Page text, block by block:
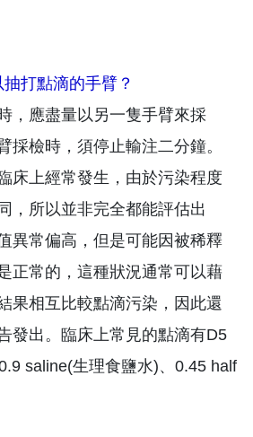
打點滴的手臂？
，應盡量以另一隻手臂來採
採檢時，須停止輸注二分鐘。
床上經常發生，由於污染程度
，所以並非完全都能評估出
異常偏高，但是可能因被稀釋
正常的，這種狀況通常可以藉
果相互比較點滴污染，因此還
發出。臨床上常見的點滴有D5
saline(生理食鹽水)、0.45 half